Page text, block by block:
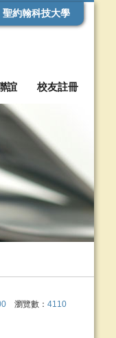
聖約翰科技大學
誼 校友註冊
瀏覽數： 4110